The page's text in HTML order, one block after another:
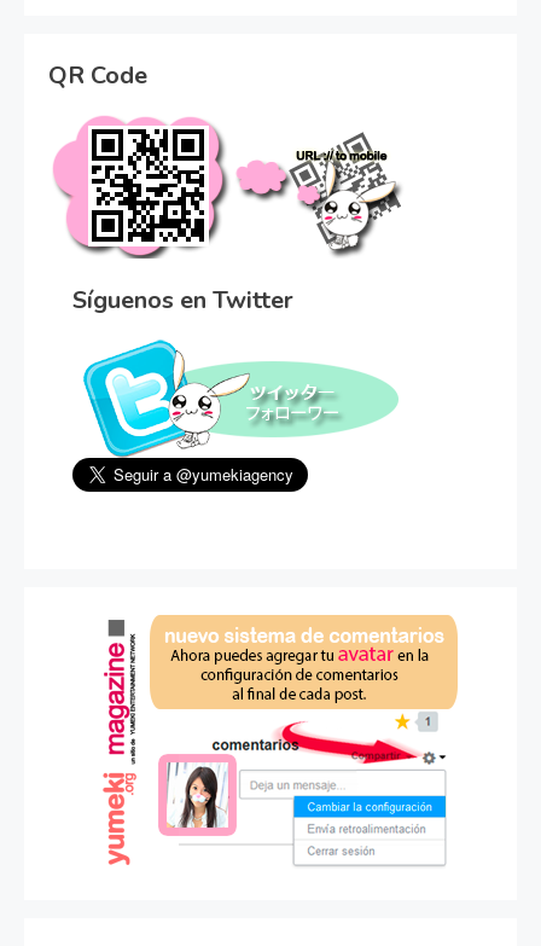
QR Code
Síguenos en Twitter